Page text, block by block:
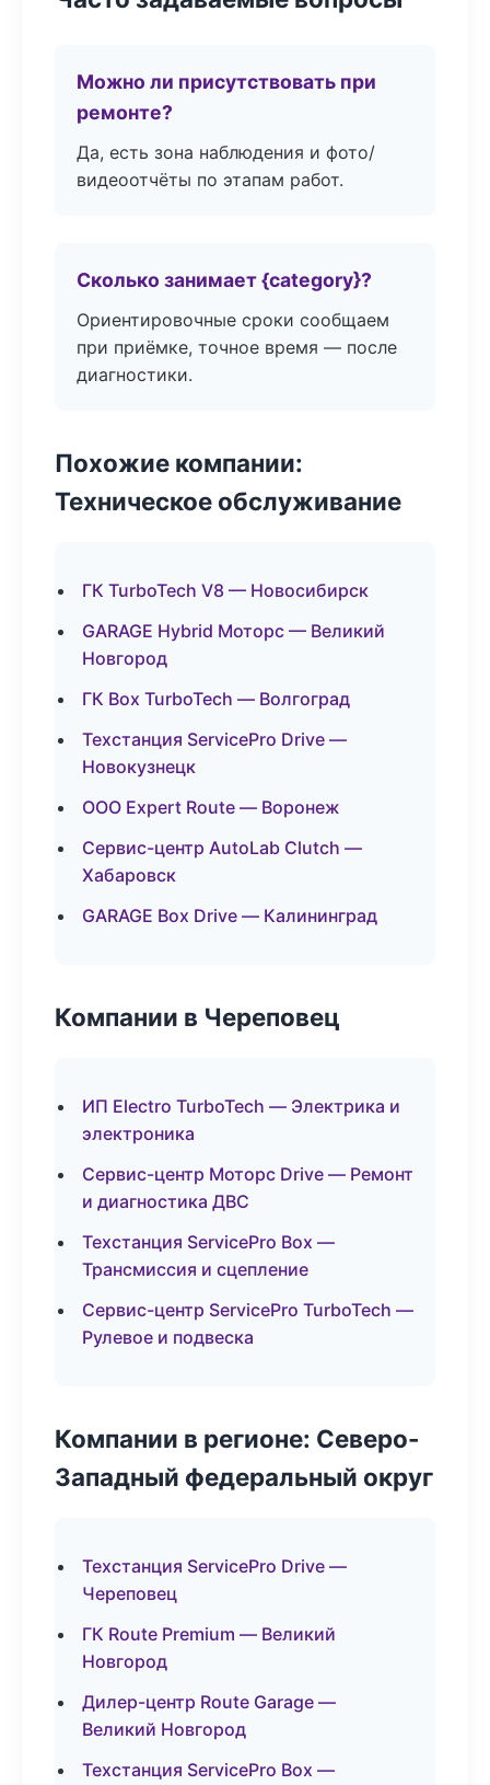
Можно ли присутствовать при
ремонте?
Да, есть зона наблюдения и фото/
видеоотчёты по этапам работ.
Сколько занимает {category}?
Ориентировочные сроки сообщаем
при приёмке, точное время — после
диагностики.
Похожие компании:
Техническое обслуживание
ГК TurboTech V8 — Новосибирск
GARAGE Hybrid Моторс — Великий
Новгород
ГК Box TurboTech — Волгоград
Техстанция ServicePro Drive —
Новокузнецк
ООО Expert Route — Воронеж
Сервис-центр AutoLab Clutch —
Хабаровск
GARAGE Box Drive — Калининград
Компании в Череповец
ИП Electro TurboTech — Электрика и
электроника
Сервис-центр Моторс Drive — Ремонт
и диагностика ДВС
Техстанция ServicePro Box —
Трансмиссия и сцепление
Сервис-центр ServicePro TurboTech —
Рулевое и подвеска
Компании в регионе: Северо-
Западный федеральный округ
Техстанция ServicePro Drive —
Череповец
ГК Route Premium — Великий
Новгород
Дилер-центр Route Garage —
Великий Новгород
Техстанция ServicePro Box —